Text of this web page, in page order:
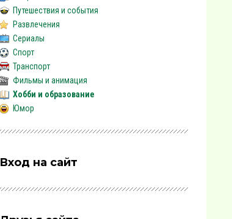
Путешествия и события
Развлечения
Сериалы
Спорт
Транспорт
Фильмы и анимация
Хобби и образование
Юмор
Вход на сайт